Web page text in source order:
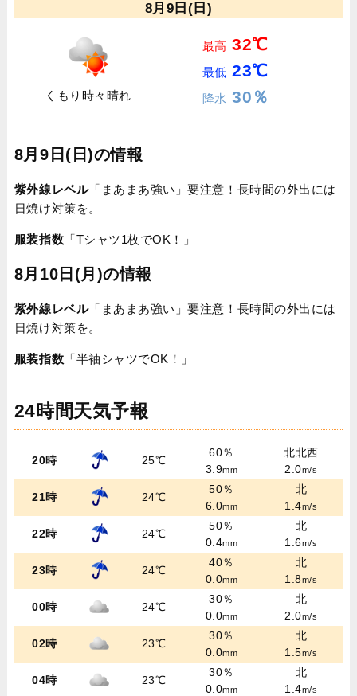
8月9日(日)
くもり時々晴れ
最高 32℃
最低 23℃
降水 30％
8月9日(日)の情報
紫外線レベル「まあまあ強い」要注意！長時間の外出には
日焼け対策を。
服装指数 「Tシャツ1枚でOK！」
8月10日(月)の情報
紫外線レベル「まあまあ強い」要注意！長時間の外出には
日焼け対策を。
服装指数 「半袖シャツでOK！」
24時間天気予報
20時 25℃
60％
3.9mm
北北西
2.0m/s
21時 24℃
50％
6.0mm
北
1.4m/s
22時 24℃
50％
0.4mm
北
1.6m/s
23時 24℃
40％
0.0mm
北
1.8m/s
00時 24℃
30％
0.0mm
北
2.0m/s
02時 23℃
30％
0.0mm
北
1.5m/s
04時 23℃
30％
0.0mm
北
1.4m/s